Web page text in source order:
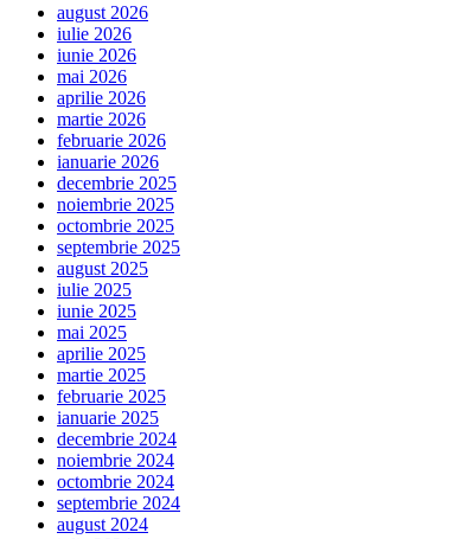
august 2026
iulie 2026
iunie 2026
mai 2026
aprilie 2026
martie 2026
februarie 2026
ianuarie 2026
decembrie 2025
noiembrie 2025
octombrie 2025
septembrie 2025
august 2025
iulie 2025
iunie 2025
mai 2025
aprilie 2025
martie 2025
februarie 2025
ianuarie 2025
decembrie 2024
noiembrie 2024
octombrie 2024
septembrie 2024
august 2024